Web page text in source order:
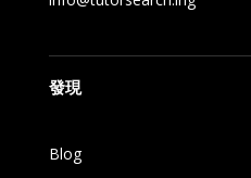
發現
Blog